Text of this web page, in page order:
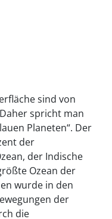
sind von
spricht man
Planeten“. Der
der
der Indische
Ozean der
wurde in den
der
die